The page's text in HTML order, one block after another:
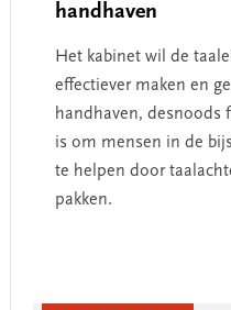
handhaven
Het kabinet wil de
effectiever maken en
handhaven, desnoods
is om mensen in de
te helpen door
pakken.